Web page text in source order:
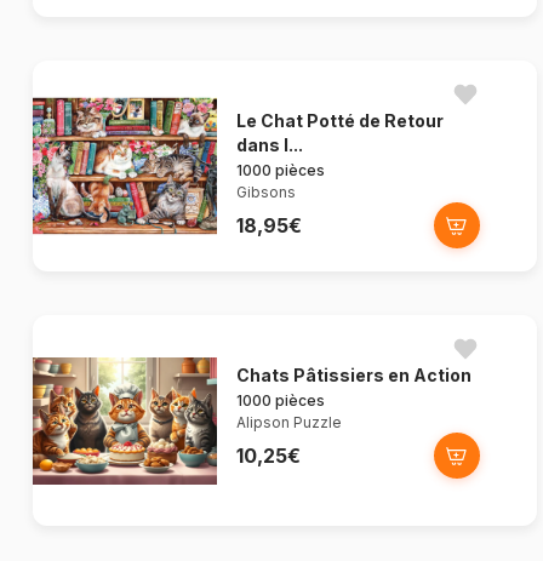
Le Chat Potté de Retour
dans l...
1000 pièces
Gibsons
18,95€
Chats Pâtissiers en Action
1000 pièces
Alipson Puzzle
10,25€